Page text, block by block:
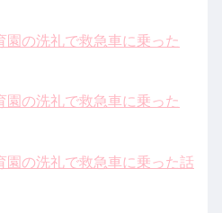
園の洗礼で救急車に乗った
園の洗礼で救急車に乗った
園の洗礼で救急車に乗った話